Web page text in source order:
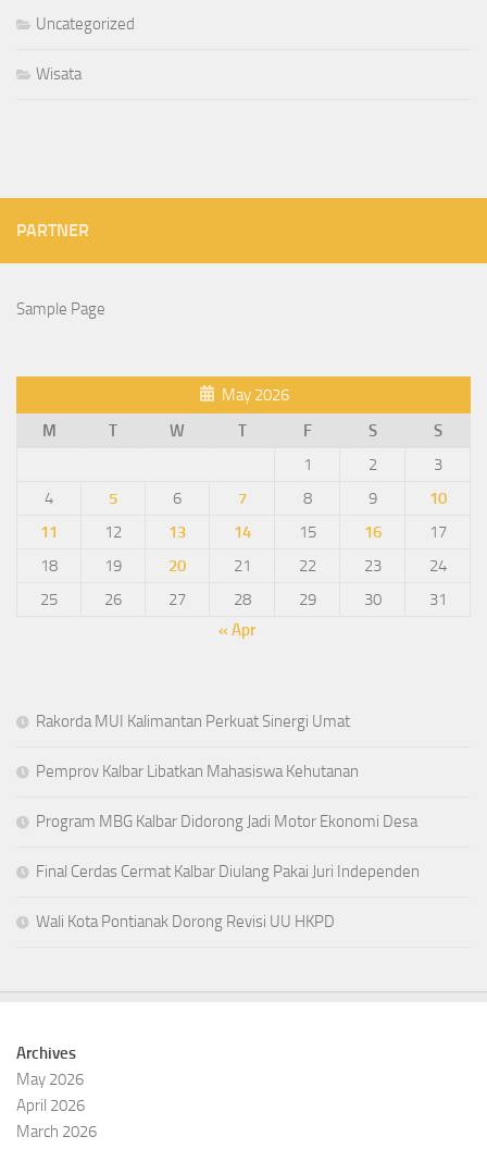
Uncategorized
Wisata
PARTNER
Sample Page
May 2026
M
T W T F S
S
1
2
3
4
5 6 7 8 9
10
11
12 13 14 15 16
17
18
19 20 21 22 23
24
25
26 27 28 29 30
31
« Apr
Rakorda MUI Kalimantan Perkuat Sinergi Umat
Pemprov Kalbar Libatkan Mahasiswa Kehutanan
Program MBG Kalbar Didorong Jadi Motor Ekonomi Desa
Final Cerdas Cermat Kalbar Diulang Pakai Juri Independen
Wali Kota Pontianak Dorong Revisi UU HKPD
Archives
May 2026
April 2026
March 2026